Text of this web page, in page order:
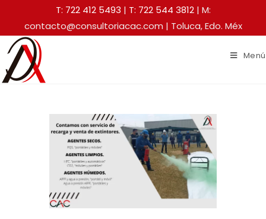
T: 722 412 5493 | T: 722 544 3812| M:
contacto@consultoriacac.com | Toluca, Edo. Méx
Menú